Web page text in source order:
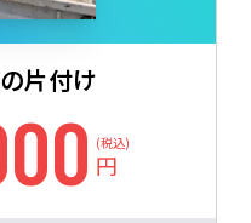
片付け
(税込)
円